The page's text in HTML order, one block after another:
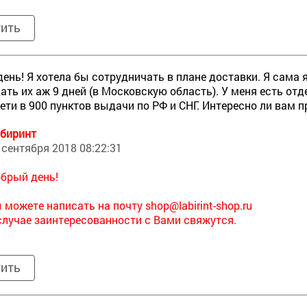
Я хотела бы сотрудничать в плане доставки. Я
их аж 9 дней (в Московскую область). У меня есть
в 900 пунктов выдачи по РФ и СНГ. Интересно ли вам
2018 08:22:31
день!
написать на почту shop@labirint-shop.ru
заинтересованности с Вами свяжутся.